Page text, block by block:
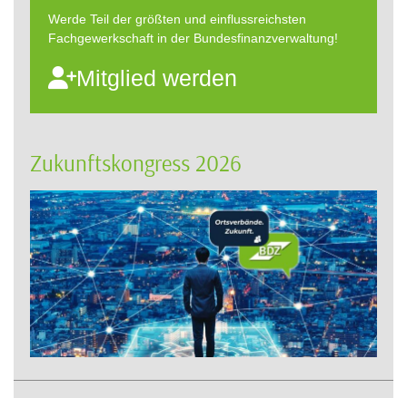
Werde Teil der größten und einflussreichsten
Fachgewerkschaft in der Bundesfinanzverwaltung!
Mitglied werden
Zukunftskongress 2026